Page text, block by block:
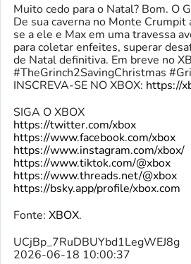
Muito cedo para o Natal? Bom. O
De sua caverna no Monte
se a ele e Max em uma travessa
para coletar enfeites, superar
de Natal definitiva. Em breve no
#TheGrinch2SavingChristmas
INSCREVA-SE NO XBOX: https://
SIGA O XBOX
https://twitter.com/xbox
https://www.facebook.com/xbox
https://www.instagram.com/xbox/
https://www.tiktok.com/@xbox
https://www.threads.net/@xbox
https://bsky.app/profile/xbox.com
Fonte: XBOX.
UCjBp_7RuDBUYbd1LegWEJ8g
2026-06-18 10:00:37